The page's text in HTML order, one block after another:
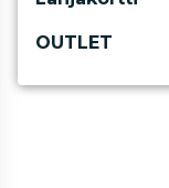
OUTLET